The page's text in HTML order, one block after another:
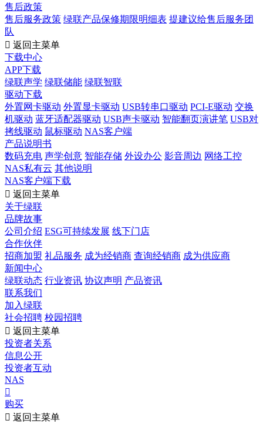
售后政策
售后服务政策 绿联产品保修期限明细表 提建议给售后服务团
队
 返回主菜单
下载中心
APP下载
绿联声学 绿联储能 绿联智联
驱动下载
外置网卡驱动 外置显卡驱动 USB转串口驱动 PCI-E驱动 交换
机驱动 蓝牙适配器驱动 USB声卡驱动 智能翻页演讲笔 USB对
拷线驱动 鼠标驱动 NAS客户端
产品说明书
数码充电 声学创意 智能存储 外设办公 影音周边 网络工控
NAS私有云 其他说明
NAS客户端下载
 返回主菜单
关于绿联
品牌故事
公司介绍 ESG可持续发展 线下门店
合作伙伴
招商加盟 礼品服务 成为经销商 查询经销商 成为供应商
新闻中心
绿联动态 行业资讯 协议声明 产品资讯
联系我们
加入绿联
社会招聘 校园招聘
 返回主菜单
投资者关系
信息公开
投资者互动
NAS

购买
 返回主菜单